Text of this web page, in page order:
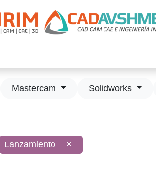
Mastercam Solidworks
Lanzamiento ×